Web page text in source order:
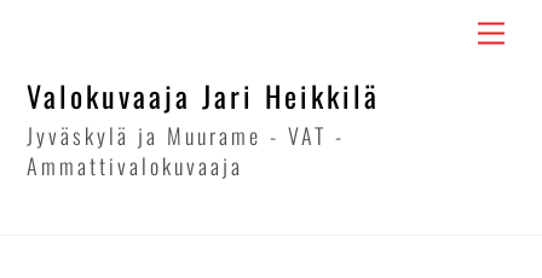
contentValokuvaaja Jari Heikkilä
Jyväskylä ja Muurame - VAT -
Ammattivalokuvaaja